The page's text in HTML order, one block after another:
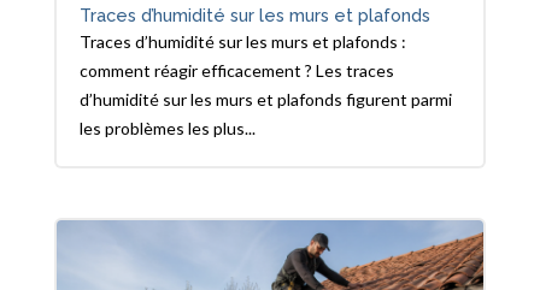
Traces d’humidité sur les murs et plafonds
Traces d’humidité sur les murs et plafonds :
comment réagir efficacement ? Les traces
d’humidité sur les murs et plafonds figurent parmi
les problèmes les plus...